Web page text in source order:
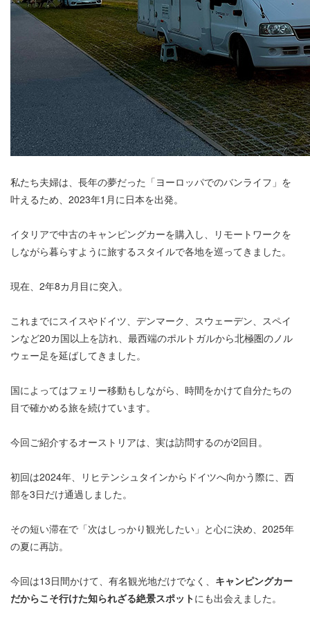
私たち夫婦は、長年の夢だった「ヨーロッパでのバンライフ」を
叶えるため、2023年1月に日本を出発。
イタリアで中古のキャンピングカーを購入し、リモートワークを
しながら暮らすように旅するスタイルで各地を巡ってきました。
現在、2年8カ月目に突入。
これまでにスイスやドイツ、デンマーク、スウェーデン、スペイ
ンなど20カ国以上を訪れ、最西端のポルトガルから北極圏のノル
ウェー足を延ばしてきました。
国によってはフェリー移動もしながら、時間をかけて自分たちの
目で確かめる旅を続けています。
今回ご紹介するオーストリアは、実は訪問するのが2回目。
初回は2024年、リヒテンシュタインからドイツへ向かう際に、西
部を3日だけ通過しました。
その短い滞在で「次はしっかり観光したい」と心に決め、2025年
の夏に再訪。
今回は13日間かけて、有名観光地だけでなく、 キャンピングカー
だからこそ行けた知られざる絶景スポットにも出会えました。